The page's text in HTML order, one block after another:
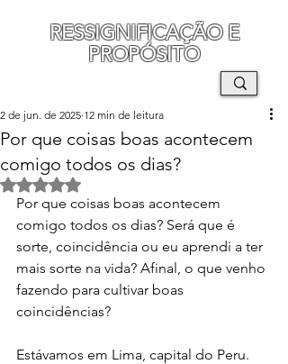
RESSIGNIFICAÇÃO E
PROPÓSITO
Por que coisas boas acontecem
comigo todos os dias?
2 de jun. de 2025 12 min de leitura
Avaliado com NaN de 5 estrelas.
Por que coisas boas acontecem
comigo todos os dias? Será que é
sorte, coincidência ou eu aprendi a ter
mais sorte na vida? Afinal, o que venho
fazendo para cultivar boas
coincidências?
Estávamos em Lima, capital do Peru.